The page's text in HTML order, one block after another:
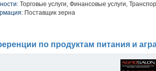
Торговые услуги, Финансовые услуги,
Поставщик зерна
по продуктам питания и